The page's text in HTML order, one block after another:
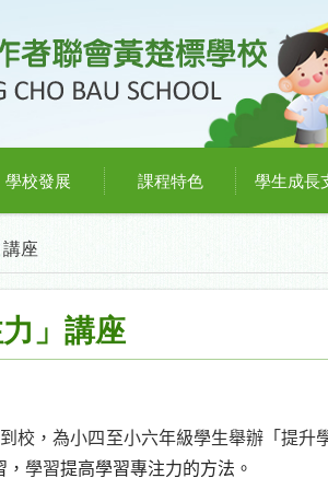
學校發展 課程特色 學生成長
座
」講座
校，為小四至小六年級學生舉辦「提
， 學習提高學習專注力的方法。